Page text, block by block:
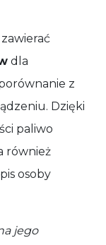
dla
z
Dzięki
paliwo
również
osoby
jego